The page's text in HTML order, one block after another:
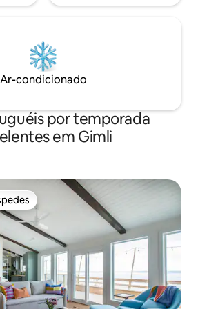
Ar-condicionado
por temporada
em Gimli
dos hóspedes